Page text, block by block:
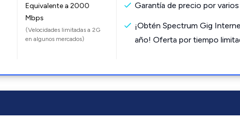
Equivalente a 2000
Mbps
(Velocidades limitadas a 2G
en algunos mercados)
Garantía de precio por
¡Obtén Spectrum Gig
año! Oferta por tiempo